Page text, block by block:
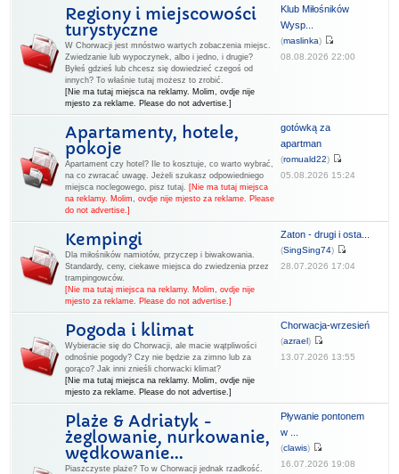
Regiony i miejscowości
turystyczne
W Chorwacji jest mnóstwo wartych zobaczenia miejsc.
Zwiedzanie lub wypoczynek, albo i jedno, i drugie?
Byłeś gdzieś lub chcesz się dowiedzieć czegoś od
innych? To właśnie tutaj możesz to zrobić.
[Nie ma tutaj miejsca na reklamy. Molim, ovdje nije
mjesto za reklame. Please do not advertise.]
Klub Miłośników
Wysp...
(maslinka)
08.08.2026 22:00
Apartamenty, hotele,
pokoje
Apartament czy hotel? Ile to kosztuje, co warto wybrać,
na co zwracać uwagę. Jeżeli szukasz odpowiedniego
miejsca noclegowego, pisz tutaj. [Nie ma tutaj miejsca
na reklamy. Molim, ovdje nije mjesto za reklame. Please
do not advertise.]
gotówką za
apartman
(romuald22)
05.08.2026 15:24
Kempingi
Dla miłośników namiotów, przyczep i biwakowania.
Standardy, ceny, ciekawe miejsca do zwiedzenia przez
trampingowców.
[Nie ma tutaj miejsca na reklamy. Molim, ovdje nije
mjesto za reklame. Please do not advertise.]
Zaton - drugi i osta...
(SingSing74)
28.07.2026 17:04
Pogoda i klimat
Wybieracie się do Chorwacji, ale macie wątpliwości
odnośnie pogody? Czy nie będzie za zimno lub za
gorąco? Jak inni znieśli chorwacki klimat?
[Nie ma tutaj miejsca na reklamy. Molim, ovdje nije
mjesto za reklame. Please do not advertise.]
Chorwacja-wrzesień
(azrael)
13.07.2026 13:55
Plaże & Adriatyk -
żeglowanie, nurkowanie,
wędkowanie...
Piaszczyste plaże? To w Chorwacji jednak rzadkość.
Pływanie pontonem
w ...
(clawis)
16.07.2026 19:08